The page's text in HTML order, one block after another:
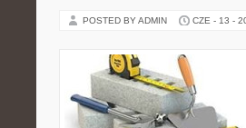
POSTED BY ADMIN CZE - 13 -